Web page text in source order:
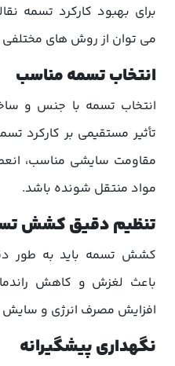
برای بهبود کارکرد تسمه
می توان از روش های مختلفی
انتخاب تسمه مناسب
انتخاب تسمه با جنس و
تأثیر مستقیمی بر کارکرد
مقاومت سایشی مناسب،
مواد منتقل شونده باشد.
تنظیم دقیق کشش
کشش تسمه باید به طور
باعث لغزش و کاهش
افزایش مصرف انرژی و
نگهداری پیشگیرانه